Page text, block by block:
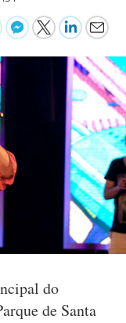
do
de Santa